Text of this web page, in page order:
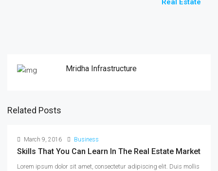
Real Estate
Mridha Infrastructure
Related Posts
March 9, 2016 Business
Skills That You Can Learn In The Real Estate Market
Lorem ipsum dolor sit amet, consectetur adipiscing elit. Duis mollis